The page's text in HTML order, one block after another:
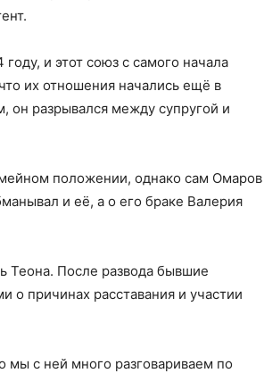
и этот союз с самого начала
их отношения начались ещё в
он разрывался между супругой и
положении, однако сам Омаров
и её, а о его браке Валерия
Теона. После развода бывшие
о причинах расставания и участии
мы с ней много разговариваем по